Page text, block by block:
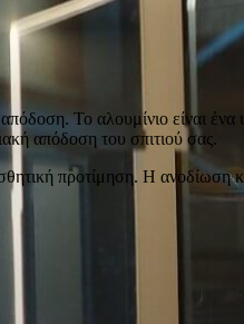
Το αλουμίνιο είναι ένα
απόδοση του σπιτιού σας.
προτίμηση. Η ανοδίωση